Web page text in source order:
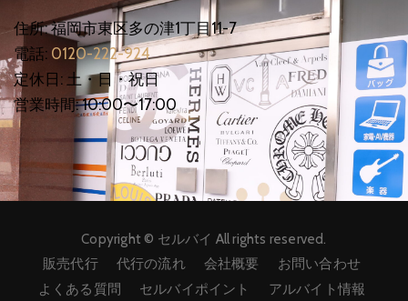
住所: 福岡市東区多の津1丁目11-7
電話: 0120-222-924
定休日: 土・日・祝日
営業時間: 10:00〜17:00
Copyright © セルバイ All rights reserved.
販売代行
代行の流れ 会社概要
お問い合わせ
よくある質問
セルバイポイント アルバイト情報